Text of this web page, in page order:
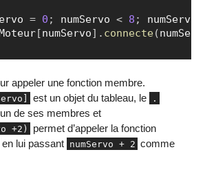
= 0 ; numServo < 8 ; numServo
[numServo] . connecte(
appeler une fonction membre.
est un objet du tableau, le .
de ses membres et
+2)
permet d’appeler la fonction
en lui passant numServo + 2 comme